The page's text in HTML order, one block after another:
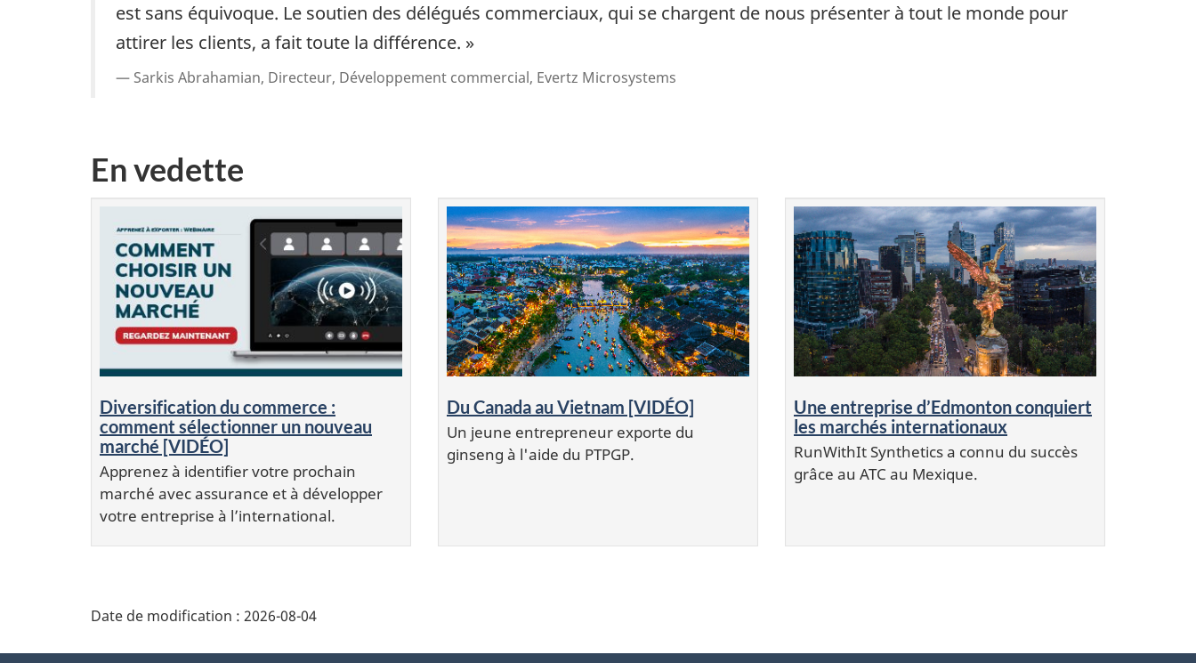
est sans équivoque. Le soutien des délégués commerciaux, qui se chargent de nous présenter à tout le monde pour
attirer les clients, a fait toute la différence. »
Sarkis Abrahamian, Directeur, Développement commercial, Evertz Microsystems
En vedette
Diversification du commerce :
comment sélectionner un nouveau
marché [VIDÉO]
Apprenez à identifier votre prochain
marché avec assurance et à développer
votre entreprise à l’international.
Du Canada au Vietnam [VIDÉO]
Un jeune entrepreneur exporte du
ginseng à l'aide du PTPGP.
Une entreprise d’Edmonton conquiert
les marchés internationaux
RunWithIt Synthetics a connu du succès
grâce au ATC au Mexique.
Additional
Information
Date de modification : 2026-08-04